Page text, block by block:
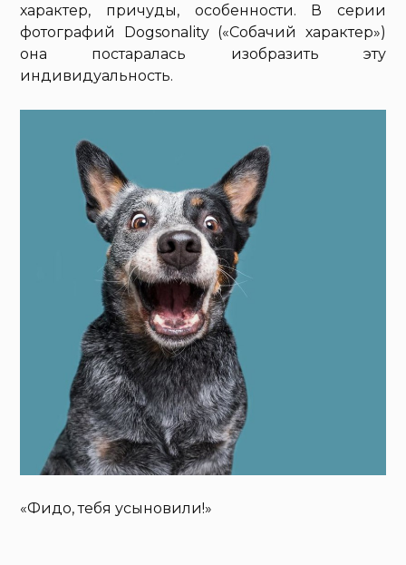
характер, причуды, особенности. В серии
фотографий Dogsonality («Собачий характер»)
она постаралась изобразить эту
индивидуальность.
«Фидо, тебя усыновили!»